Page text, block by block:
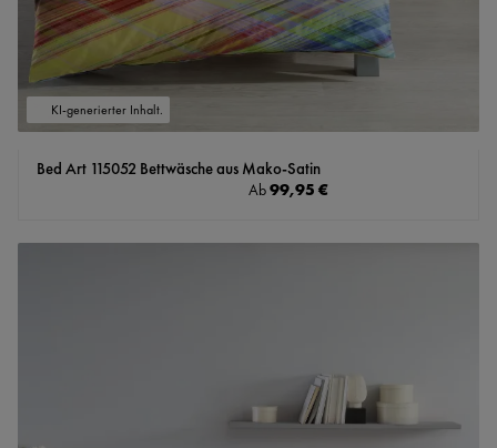
KI-generierter Inhalt.
Bed Art 115052 Bettwäsche aus Mako-Satin
Regulärer Preis:
Ab99,95 €